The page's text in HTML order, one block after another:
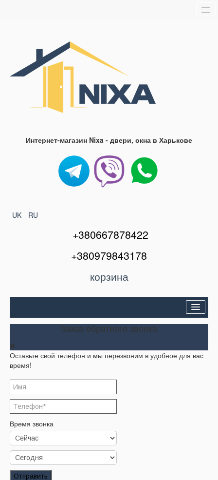
Контакты
Интернет-магазин Nixa - двери, окна в Харькове
UK RU
+380667878422
+380979843178
корзина
Двери входные
Окна и балконы
Кондиционеры
Акции
Корзина
Заказать звонок
Заказ обратного звонка
Заказ обратного звонка
Оставьте свой телефон и мы перезвоним в удобное для вас
время!
Время звонка
Отправить